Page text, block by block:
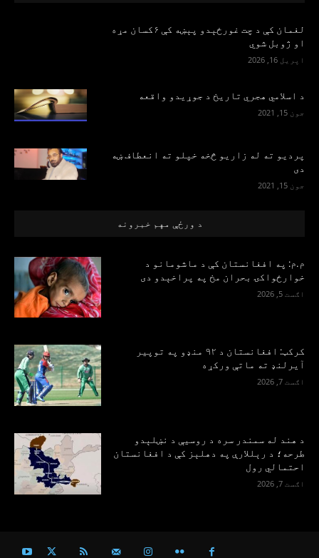
لغمان کې د چت غورځېدو پېښه کې ۶کسان مړه
او ژوبل شوي
اپریل 16, 2026
د اسلامي هجري تاریخ د جوړیدو واقعه
جون 15, 2021
پرديو ته له زاريو څخه خپلو ته انعطاف ښه
دی
جون 15, 2021
د ورځې مهم خبرونه
م.م: په افغانستان کې د ماشومانو د
خوارځواکۍ بحران مخ په پراخېدو دی
اګست 5, 2026
کرکټ: افغانستان د ۹۲ منډو په توپیر
آیرلنډ ته ماتې ورکړه
اګست 7, 2026
د هند له سمندر سره د روسیې د نښلېدو
طرحه؛ د رېللارې په دهلېز کې د افغانستان
احتمالي رول
اګست 7, 2026